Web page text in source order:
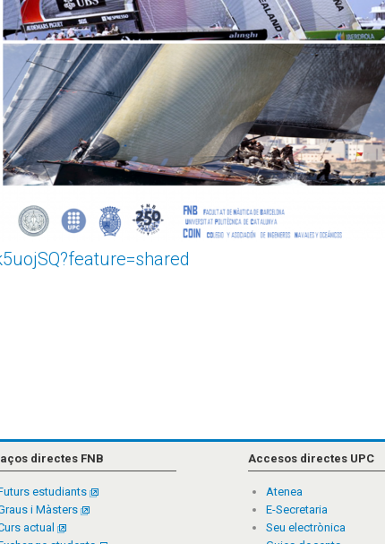
directes FNB
estudiants
i Màsters
actual
Accesos directes UPC
Atenea
E-Secretaria
Seu electrònica